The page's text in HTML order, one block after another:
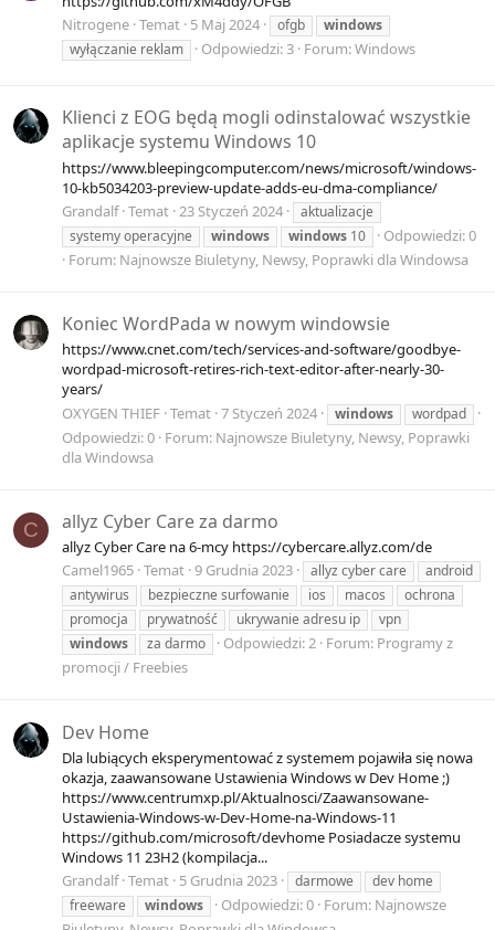
Nitrogene Temat 5 Maj 2024 ofgb
windows
wyłączanie reklam
Odpowiedzi: 3 Forum:Windows
Klienci z EOG będą mogli odinstalować wszystkie
aplikacje systemu Windows 10
https://www.bleepingcomputer.com/news/microsoft/windows-
10-kb5034203-preview-update-adds-eu-dma-compliance/
Grandalf Temat 23 Styczeń 2024
aktualizacje
systemy operacyjne
windows windows 10
Odpowiedzi: 0
Forum: Najnowsze Biuletyny, Newsy, Poprawki dla Windowsa
Koniec WordPada w nowym windowsie
https://www.cnet.com/tech/services-and-software/goodbye-
wordpad-microsoft-retires-rich-text-editor-after-nearly-30-
years/
OXYGEN THIEF Temat 7 Styczeń 2024 windows wordpad
Odpowiedzi: 0 Forum: Najnowsze Biuletyny, Newsy, Poprawki
dla Windowsa
C allyz Cyber Care za darmo
allyz Cyber Care na 6-mcy https://cybercare.allyz.com/de
Camel1965 Temat 9 Grudnia 2023 allyz cyber care
android
antywirus
bezpieczne surfowanie ios macos
ochrona
promocja
prywatność ukrywanie adresu ip
vpn
windows
za darmo Odpowiedzi: 2 Forum: Programy z
promocji / Freebies
Dev Home
Dla lubiących eksperymentować z systemem pojawiła się nowa
okazja, zaawansowane Ustawienia Windows w Dev Home ;)
https://www.centrumxp.pl/Aktualnosci/Zaawansowane-
Ustawienia-Windows-w-Dev-Home-na-Windows-11
https://github.com/microsoft/devhome Posiadacze systemu
Windows 11 23H2 (kompilacja...
Grandalf Temat 5 Grudnia 2023 darmowe
dev home
freeware
windows Odpowiedzi: 0 Forum: Najnowsze